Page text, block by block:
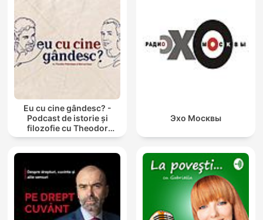
Eu cu cine gândesc? -
Podcast de istorie și
filozofie cu Theodor
Paleologu și Răzvan Ioan
Эхо Москвы